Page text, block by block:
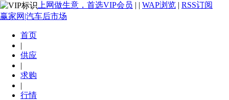
上网做生意，首选VIP会员 | | WAP浏览 | RSS订阅
赢家网|汽车后市场
首页
|
供应
|
求购
|
行情